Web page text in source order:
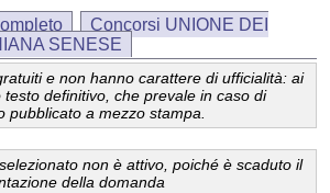
Concorsi UNIONE DEI
SENESE
e non hanno carattere di ufficialità: ai
definitivo, che prevale in caso di
pubblicato a mezzo stampa.
non è attivo, poiché è scaduto il
della domanda